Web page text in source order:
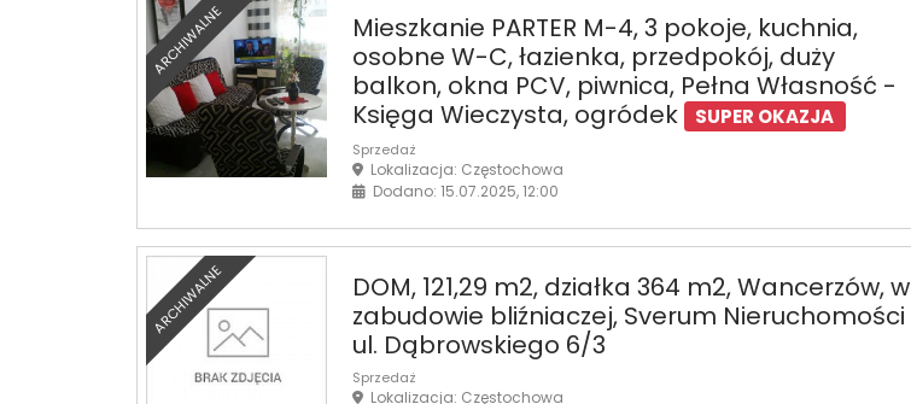
ARCHIWALNE
Mieszkanie PARTER M-4, 3 pokoje, kuchnia,
osobne W-C, łazienka, przedpokój, duży
balkon, okna PCV, piwnica, Pełna Własność -
Księga Wieczysta, ogródek
SUPER OKAZJA
Sprzedaż
Lokalizacja: Częstochowa
Dodano: 15.07.2025, 12:00
ARCHIWALNE
DOM, 121,29 m2, działka 364 m2, Wancerzów, w
zabudowie bliźniaczej, Sverum Nieruchomości
ul. Dąbrowskiego 6/3
Sprzedaż
Lokalizacja: Częstochowa